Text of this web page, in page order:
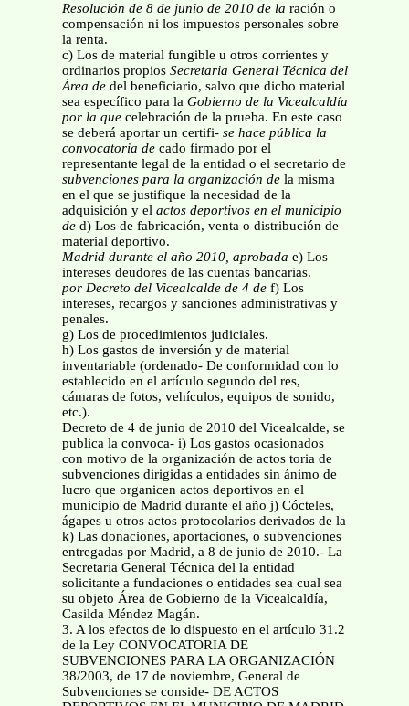
Resolución de 8 de junio de 2010 de la ración o
compensación ni los impuestos personales sobre
la renta.
c) Los de material fungible u otros corrientes y
ordinarios propios Secretaria General Técnica del
Área dedel beneficiario, salvo que dicho material
sea específico para la Gobierno de la Vicealcaldía
por la quecelebración de la prueba. En este caso
se deberá aportar un certifi- se hace pública la
convocatoria decado firmado por el
representante legal de la entidad o el secretario de
subvenciones para la organización dela misma
en el que se justifique la necesidad de la
adquisición y el actos deportivos en el municipio
ded) Los de fabricación, venta o distribución de
material deportivo.
Madrid durante el año 2010, aprobada e) Los
intereses deudores de las cuentas bancarias.
por Decreto del Vicealcalde de 4 def) Los
intereses, recargos y sanciones administrativas y
penales.
g) Los de procedimientos judiciales.
h) Los gastos de inversión y de material
inventariable (ordenado- De conformidad con lo
establecido en el artículo segundo del res,
cámaras de fotos, vehículos, equipos de sonido,
etc.).
Decreto de 4 de junio de 2010 del Vicealcalde, se
publica la convoca- i) Los gastos ocasionados
con motivo de la organización de actos toria de
subvenciones dirigidas a entidades sin ánimo de
lucro que organicen actos deportivos en el
municipio de Madrid durante el año j) Cócteles,
ágapes u otros actos protocolarios derivados de la
k) Las donaciones, aportaciones, o subvenciones
entregadas por Madrid, a 8 de junio de 2010.- La
Secretaria General Técnica del la entidad
solicitante a fundaciones o entidades sea cual sea
su objeto Área de Gobierno de la Vicealcaldía,
Casilda Méndez Magán.
3. A los efectos de lo dispuesto en el artículo 31.2
de la Ley CONVOCATORIA DE
SUBVENCIONES PARA LA ORGANIZACIÓN
38/2003, de 17 de noviembre, General de
Subvenciones se conside- DE ACTOS